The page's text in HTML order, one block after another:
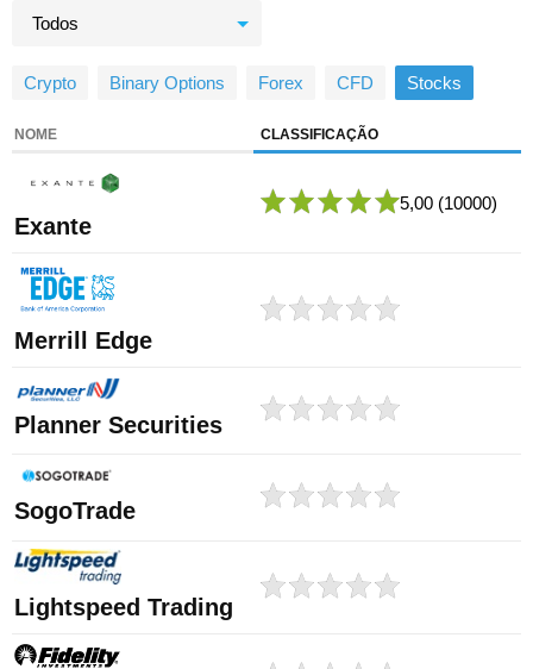
Todos
Crypto Binary Options Forex CFD Stocks
NOME CLASSIFICAÇÃO
Exante
5,00 (10000)
Merrill Edge
Planner Securities
SogoTrade
Lightspeed Trading